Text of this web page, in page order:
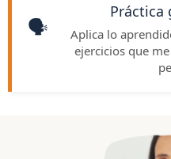
🗣️
Práctica
Aplica lo
ejercicios que